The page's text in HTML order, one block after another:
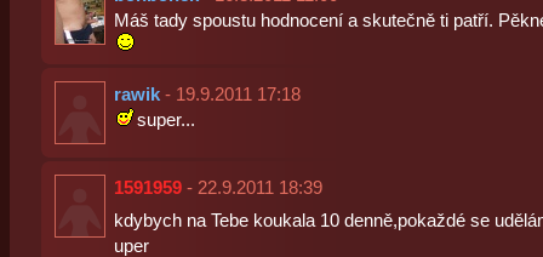
Máš tady spoustu hodnocení a skutečně ti patří.
rawik- 19.9.2011 17:18
super...
1591959- 22.9.2011 18:39
kdybych na Tebe koukala 10 denně,pokaždé se
uper